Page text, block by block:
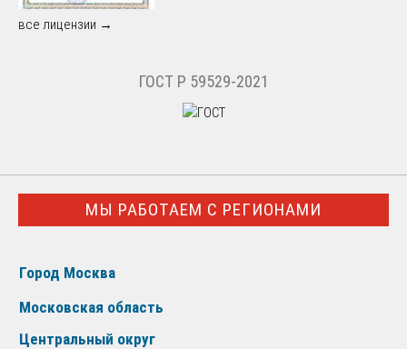
все лицензии →
ГОСТ Р 59529-2021
МЫ РАБОТАЕМ С РЕГИОНАМИ
Город Москва
Московская область
Центральный округ